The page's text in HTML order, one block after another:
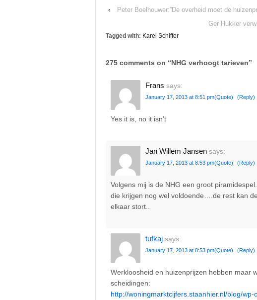
‹
Peter Boelhouwer:”De overheid moet de
Ger Hukker
Tagged with: Karel Schiffer
275 comments on “NHG verhoogt tarieven”
Frans says:
January 17, 2013 at 8:51 pm(Quote) (Reply)
Yes it is, no it isn’t
Jan Willem Jansen says:
January 17, 2013 at 8:53 pm(Quote) (Reply)
Volgens mij is de NHG een groot
die krijgen nog wel voldoende….de rest kan
elkaar stort..
tufkaj says:
January 17, 2013 at 8:53 pm(Quote) (Reply)
Werkloosheid en huizenprijzen hebben maar
scheidingen:
http://woningmarktcijfers.staanhier.nl/blog/